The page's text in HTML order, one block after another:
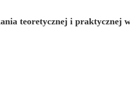
teoretycznej i praktycznej